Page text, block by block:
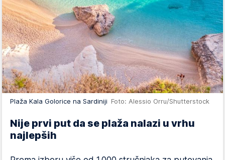
Plaža Kala Golorice na Sardiniji Foto: Alessio Orru/Shutterstock
Nije prvi put da se plaža nalazi u vrhu
najlepših